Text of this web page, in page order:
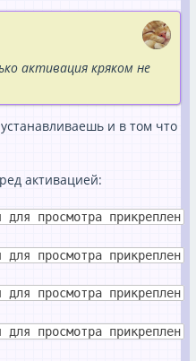
активация кряком не
и в том что
активацией:
для просмотра прикреплен
для просмотра прикреплен
для просмотра прикреплен
для просмотра прикреплен